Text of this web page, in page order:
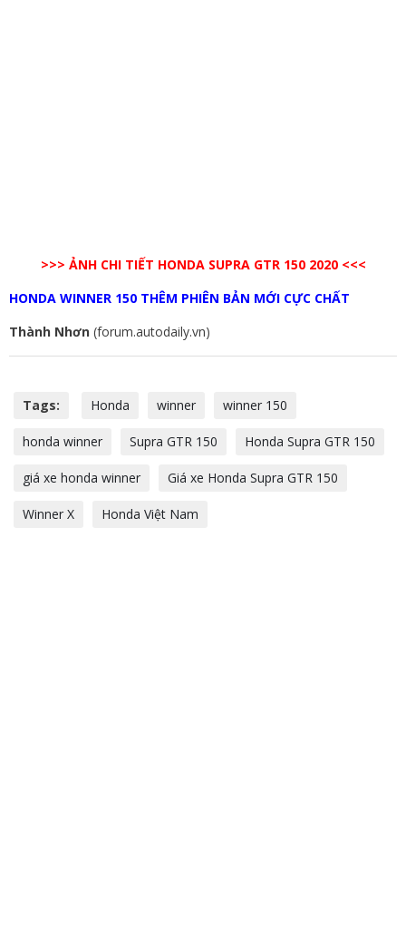
>>> ẢNH CHI TIẾT HONDA SUPRA GTR 150 2020<<<
HONDA WINNER 150 THÊM PHIÊN BẢN MỚI CỰC CHẤT
Thành Nhơn (forum.autodaily.vn)
Tags: Honda winner winner 150
honda winner Supra GTR 150 Honda Supra GTR 150
giá xe honda winner Giá xe Honda Supra GTR 150
Winner X Honda Việt Nam